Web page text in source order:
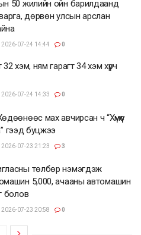
50 жилийн ойн барилдаанд
дөрвөн улсын арслан
2026-07-24 14:44 0
хэм, ням гарагт 34 хэм хүрч
2026-07-24 14:33 0
мах авчирсан ч “Хүмүүс
гээд буцжээ
2026-07-23 21:23 3
төлбөр нэмэгдэж
5,000, ачааны автомашин
болов
2026-07-23 20:58 0